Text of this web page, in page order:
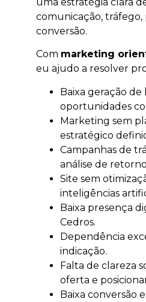
comunicação, tráfego,
conversão.
Com marketing
eu ajudo a resolver
Baixa geração de
oportunidades
Marketing sem
estratégico
Campanhas de
análise de
Site sem
inteligências
Baixa presença
Cedros.
Dependência
indicação.
Falta de clareza
oferta e
Baixa conversão